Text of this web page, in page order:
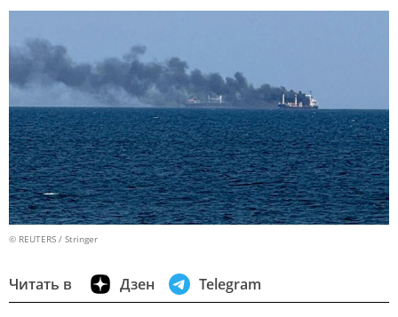
© REUTERS / Stringer
Читать в Дзен Telegram